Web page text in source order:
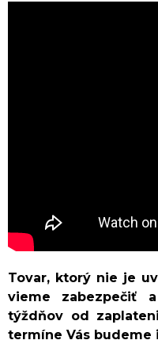
Tovar, ktorý nie je
vieme zabezpečiť
týždňov od
termíne Vás budeme